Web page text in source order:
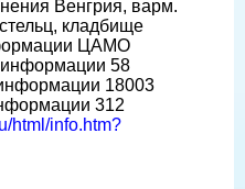
Венгрия, варм.
кладбище
ЦАМО
58
18003
312
html/info.htm?